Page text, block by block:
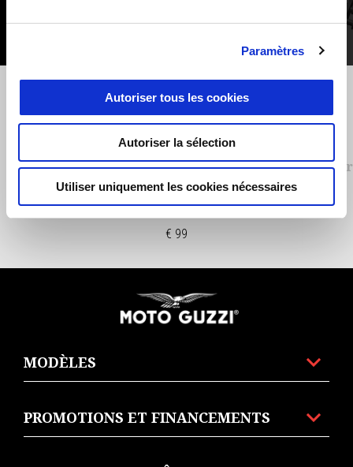
Paramètres
Autoriser tous les cookies
Autoriser la sélection
Utiliser uniquement les cookies nécessaires
Collier de guidon
€ 99
MODÈLES
PROMOTIONS ET FINANCEMENTS